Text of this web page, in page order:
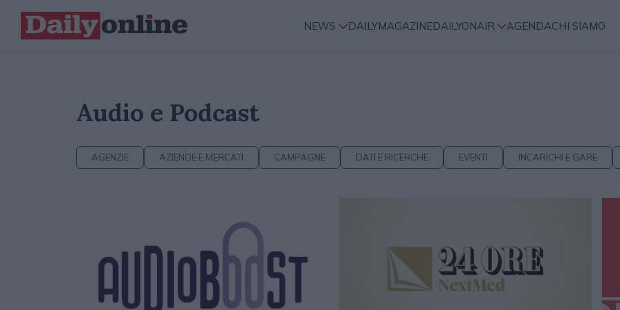
NEWS DAILYMAGAZINEDAILYONAIR AGENDACHI SIAMO
Audio e Podcast
AGENZIE AZIENDE E MERCATI CAMPAGNE DATI E RICERCHE EVENTI INCARICHI E GARE